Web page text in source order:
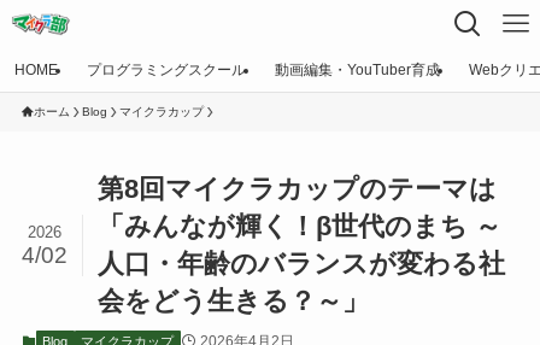
HOME プログラミングスクール 動画編集・YouTuber育成 Webクリ
ホーム Blog マイクラカップ
第8回マイクラカップのテーマは
「みんなが輝く！β世代のまち ～
人口・年齢のバランスが変わる社
会をどう生きる？～」
2026
4/02
Blog マイクラカップ